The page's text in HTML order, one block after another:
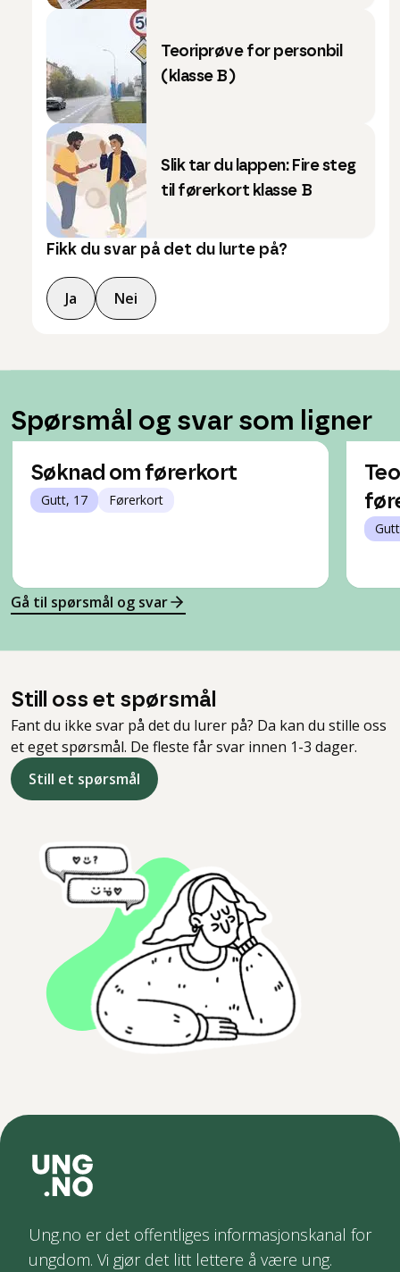
Teoriprøve for personbil
(klasse B)
Slik tar du lappen: Fire steg
til førerkort klasse B
Fikk du svar på det du lurte på?
Ja Nei
Spørsmål og svar som ligner
Søknad om førerkort
Gutt, 17 Førerkort
Gå til spørsmål og svar
Still oss et spørsmål
Fant du ikke svar på det du lurer på? Da kan du stille oss
et eget spørsmål. De fleste får svar innen 1-3 dager.
Still et spørsmål
Ung.no er det offentliges informasjonskanal for
ungdom. Vi gjør det litt lettere å være ung.